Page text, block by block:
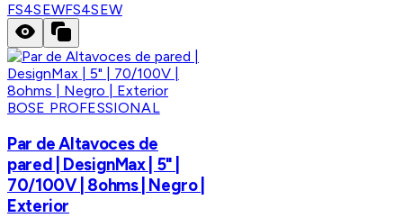
FS4SEWFS4SEW
BOSE PROFESSIONAL
Par de Altavoces de
pared | DesignMax | 5" |
70/100V | 8ohms | Negro |
Exterior